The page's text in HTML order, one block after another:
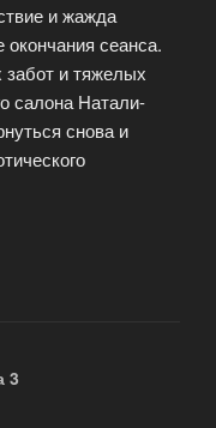
и жажда
сеанса.
и тяжелых
салона Натали-
снова и
3